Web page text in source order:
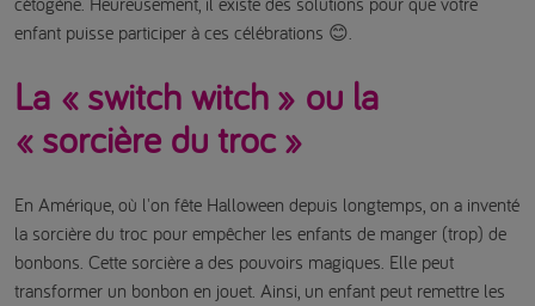
enfant puisse participer à ces célébrations 😊.
La « switch witch » ou la
« sorcière du troc »
En Amérique, où l'on fête Halloween depuis longtemps, on a inventé
la sorcière du troc pour empêcher les enfants de manger (trop) de
bonbons. Cette sorcière a des pouvoirs magiques. Elle peut
transformer un bonbon en jouet. Ainsi, un enfant peut remettre les